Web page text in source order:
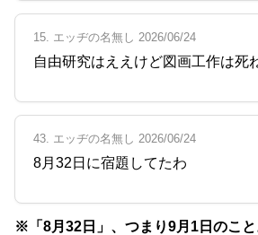
15. エッヂの名無し 2026/06/24
自由研究はええけど図画工作は死
43. エッヂの名無し 2026/06/24
8月32日に宿題してたわ
※「8月32日」、つまり9月1日のこ